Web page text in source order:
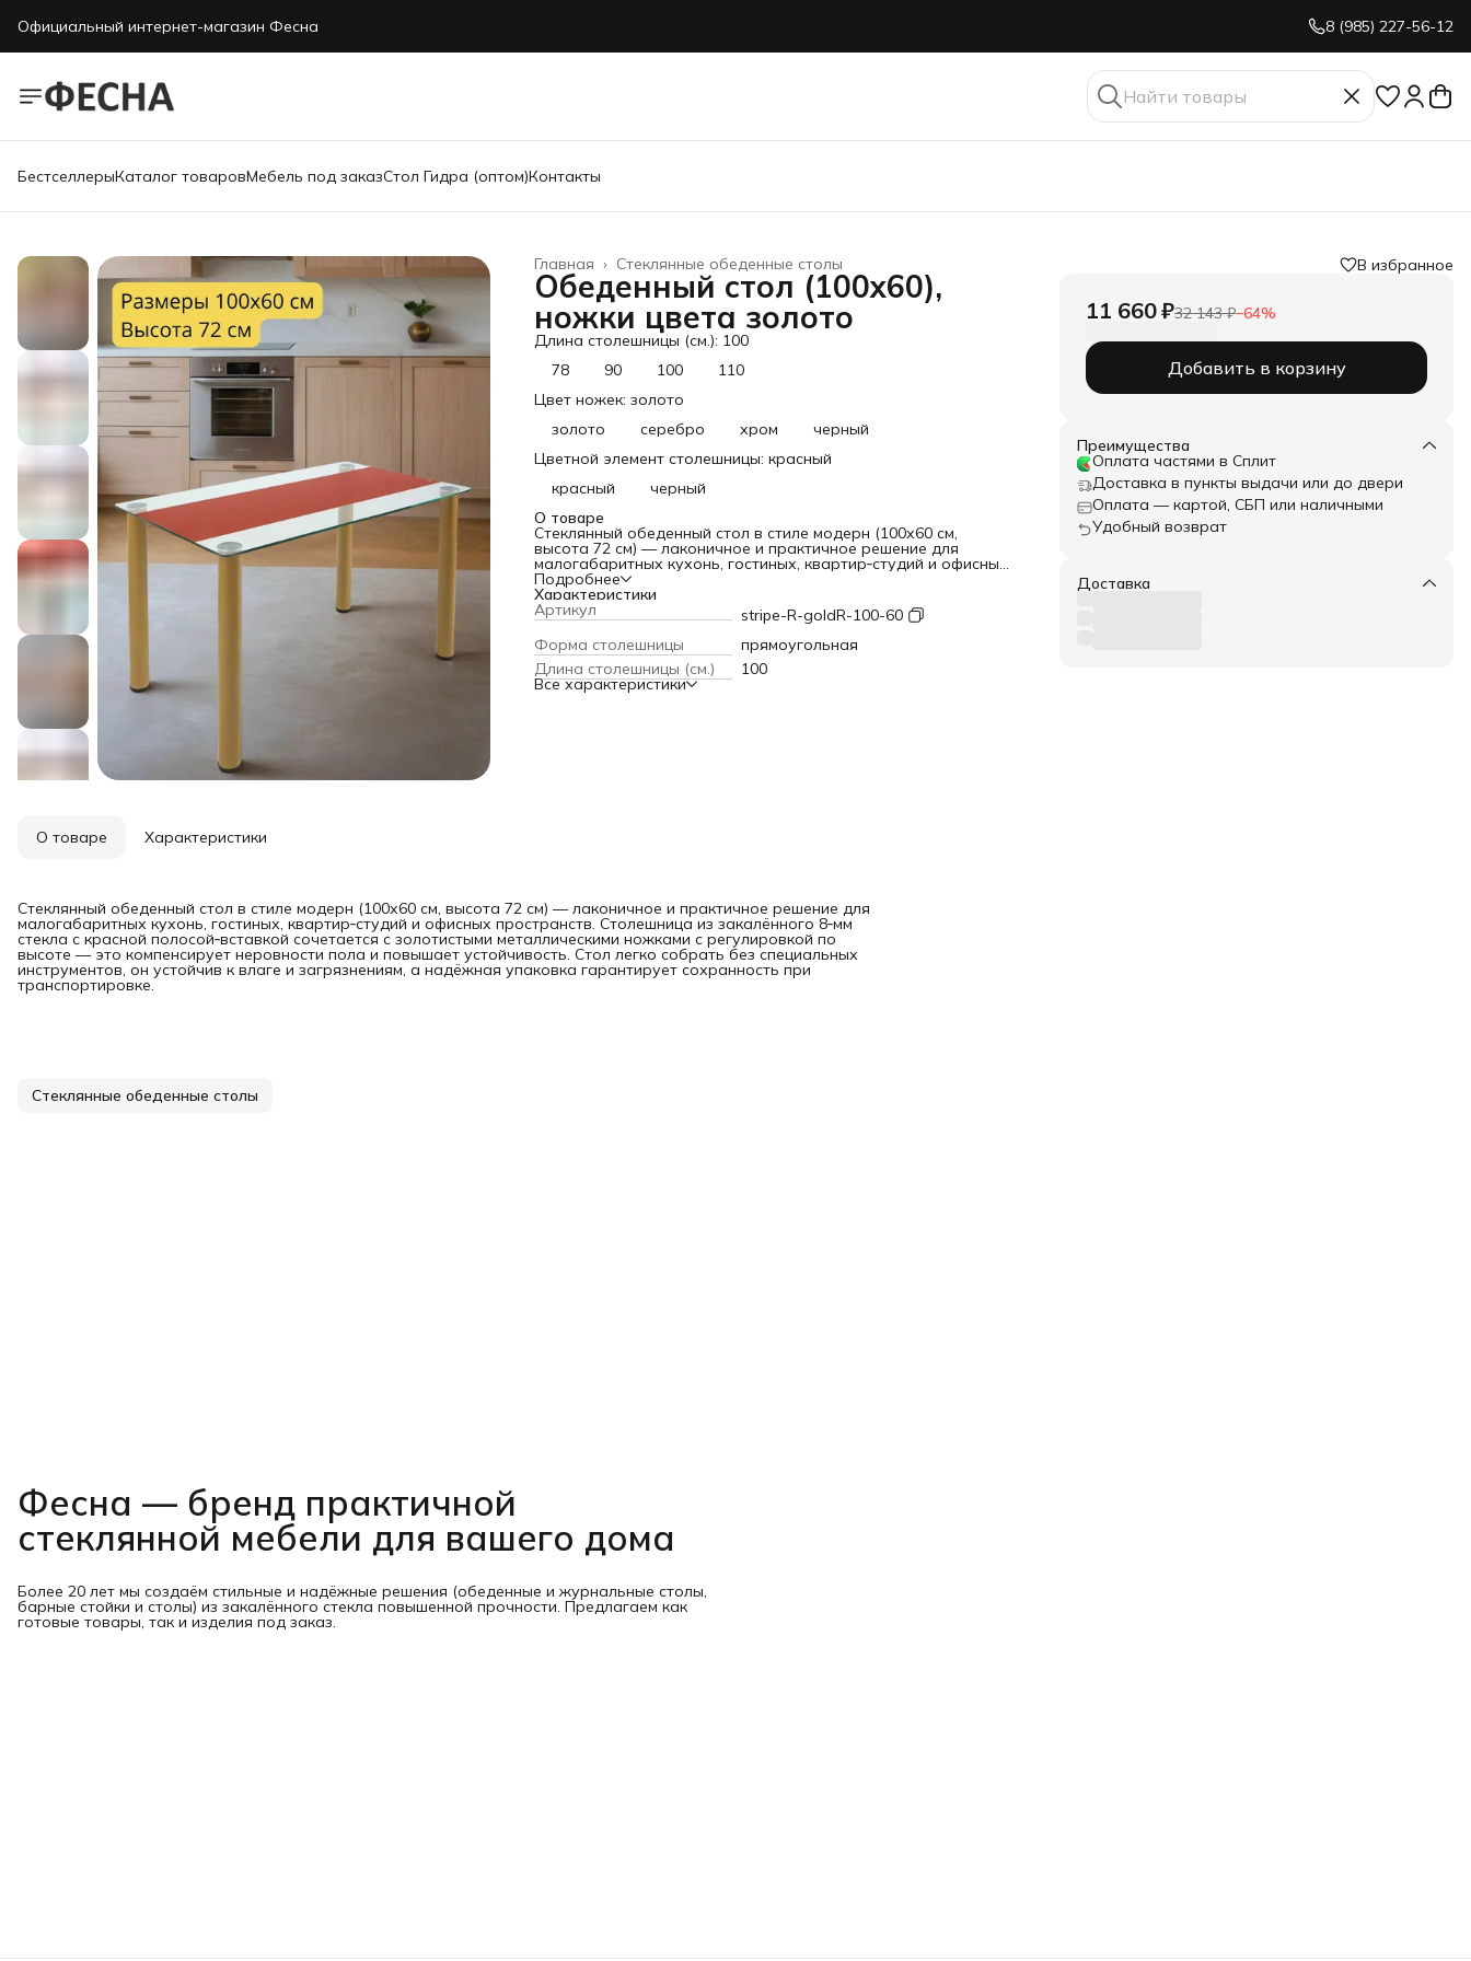
Официальный интернет-магазин Фесна 8 (985) 227-56-12
БестселлерыКаталог товаровМебель под заказСтол Гидра (оптом)Контакты
Стеклянные обеденные столы
Главная ›
Обеденный стол (100х60),
ножки цвета золото
Длина столешницы (см.): 100
78
90 100
110
Цвет ножек: золото
золото
серебро хром
черный
Цветной элемент столешницы: красный
красный
черный
О товаре
Стеклянный обеденный стол в стиле модерн (100х60 см,
высота 72 см) — лаконичное и практичное решение для
малогабаритных кухонь, гостиных, квартир‑студий и офисных
пространств. Столешница из закалённого 8‑мм стекла с
красной полосой‑вставкой сочетается с золотистыми
металлическими ножками с регулировкой по высоте — это
компенсирует неровности пола и повышает устойчивость.
Стол легко собрать без специальных инструментов, он
устойчив к влаге и загрязнениям, а надёжная упаковка
гарантирует сохранность при транспортировке.
Подробнее
Характеристики
Артикул
stripe-R-goldR-100-60
Форма столешницы
прямоугольная
Длина столешницы (см.)
100
Все характеристики
В избранное
11 660 ₽32 143 ₽−64%
Добавить в корзину
Преимущества
Оплата частями в Сплит
Доставка в пункты выдачи или до двери
Оплата — картой, СБП или наличными
Удобный возврат
Доставка
О товаре Характеристики
Стеклянный обеденный стол в стиле модерн (100х60 см, высота 72 см) — лаконичное и практичное решение для
малогабаритных кухонь, гостиных, квартир‑студий и офисных пространств. Столешница из закалённого 8‑мм
стекла с красной полосой‑вставкой сочетается с золотистыми металлическими ножками с регулировкой по
высоте — это компенсирует неровности пола и повышает устойчивость. Стол легко собрать без специальных
инструментов, он устойчив к влаге и загрязнениям, а надёжная упаковка гарантирует сохранность при
транспортировке.
Стеклянные обеденные столы
Фесна — бренд практичной
стеклянной мебели для вашего дома
Более 20 лет мы создаём стильные и надёжные решения (обеденные и журнальные столы,
барные стойки и столы) из закалённого стекла повышенной прочности. Предлагаем как
готовые товары, так и изделия под заказ.